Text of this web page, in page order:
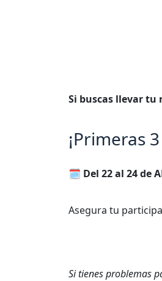
Si buscas llevar
¡Primeras
🗓️ Del 22 al 24 de
Asegura tu
Si tienes problemas